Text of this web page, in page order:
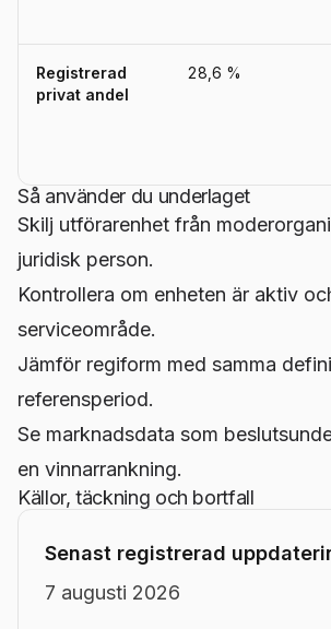
Registrerad
privat andel
28,6 %
Så använder du underlaget
Skilj utförarenhet från
juridisk person.
Kontrollera om enheten är aktiv
serviceområde.
Jämför regiform med samma
referensperiod.
Se marknadsdata som
en vinnarrankning.
Källor, täckning och bortfall
Senast registrerad
7 augusti 2026